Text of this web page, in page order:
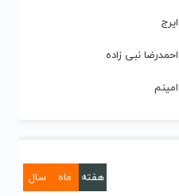
ایرج
احمدرضا نبی زاده
امینم
هفته ماه سال